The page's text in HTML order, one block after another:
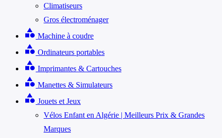
Climatiseurs
Gros électroménager
category Machine à coudre
category Ordinateurs portables
category Imprimantes & Cartouches
category Manettes & Simulateurs
category Jouets et Jeux
Vélos Enfant en Algérie | Meilleurs Prix & Grandes
Marques